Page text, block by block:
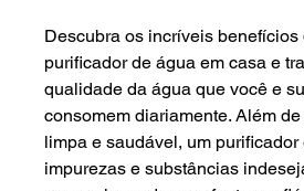
Descubra os incríveis benefícios
purificador de água em casa e
qualidade da água que você e
consomem diariamente. Além
limpa e saudável, um
impurezas e substâncias